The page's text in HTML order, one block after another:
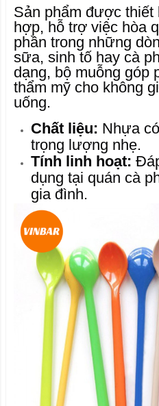
Sản phẩm được thiết
hợp, hỗ trợ việc hòa
phần trong những
sữa, sinh tố hay cà
dạng, bộ muỗng góp
thẩm mỹ cho không
uống.
Chất liệu: Nhựa
trọng lượng nhẹ.
Tính linh hoạt:
dụng tại quán cà
gia đình.